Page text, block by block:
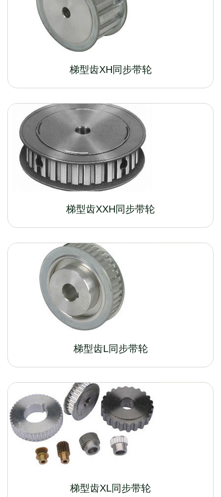
梯型齿XH同步带轮
梯型齿XXH同步带轮
梯型齿L同步带轮
梯型齿XL同步带轮